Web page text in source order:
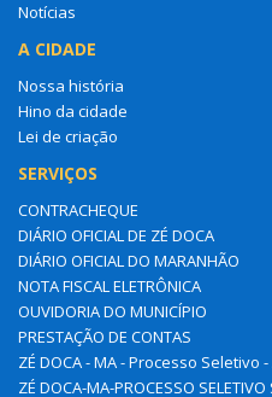
Notícias
A CIDADE
Nossa história
Hino da cidade
Lei de criação
SERVIÇOS
CONTRACHEQUE
DIÁRIO OFICIAL DE ZÉ DOCA
DIÁRIO OFICIAL DO MARANHÃO
NOTA FISCAL ELETRÔNICA
OUVIDORIA DO MUNICÍPIO
PRESTAÇÃO DE CONTAS
ZÉ DOCA - MA - Processo Seletivo -
ZÉ DOCA-MA-PROCESSO